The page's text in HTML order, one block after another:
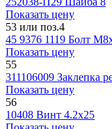
Показать цену
53 или поз.4
45 9376 1119 Болт
Показать цену
55
311106009 Заклепка
Показать цену
56
10408 Винт 4.2х25